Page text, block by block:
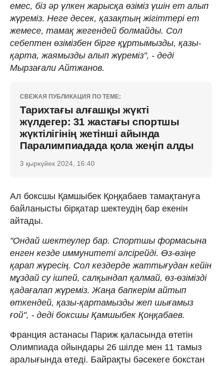
емес, біз әр үлкен жарысқа өзіміз үшін ет алып
жүреміз. Неге десек, қазақтың жігіттері ет
жемесе, тамақ жегендей болмайды. Сол
себептен өзімізбен бірге құртымызды, қазы-
қарта, жаямызды алып жүреміз", - деді
Мырзағали Айтжанов.
СВЕЖАЯ ПУБЛИКАЦИЯ ПО ТЕМЕ:
Тарихтағы алғашқы жүкті
жүлдегер: 31 жастағы спортшы
жүктілігінің жетінші айында
Паралимпиадада қола жеңіп алды
3 қыркүйек 2024, 16:40
Ал боксшы Қамшыбек Қоңқабаев тамақтануға
байланысты бірқатар шектеудің бар екенін
айтады.
"Ондай шектеулер бар. Спортшы формасына
енген кезде иммунитеті әлсірейді. Өз-өзіңе
қарап жүресің. Сол кездерде жаттығудан кейін
мұздай су ішпей, салқындап қалмай, өз-өзімізді
қадағалап жүреміз. Жаңа бапкерім айтып
өткендей, қазы-қартамызды жеп шығамыз
ғой", - деді боксшы Қамшыбек Қоңқабаев.
Франция астанасы Париж қаласында өтетін
Олимпиада ойындары 26 шілде мен 11 тамыз
аралығында өтеді. Байрақты бәсекеге бокстан